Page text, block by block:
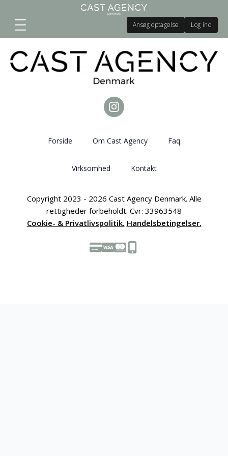
Ansøg optagelse Log ind
Forside Om Cast Agency Faq
Virksomhed Kontakt
Copyright 2023 - 2026 Cast Agency Denmark. Alle
rettigheder forbeholdt. Cvr: 33963548
Cookie- & Privatlivspolitik. Handelsbetingelser.